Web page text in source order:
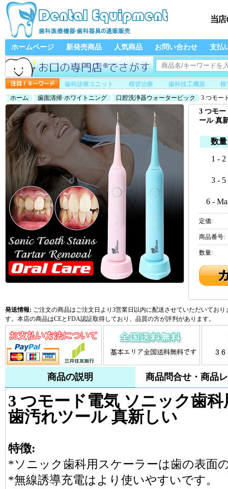
ホームページ 新発売商品 人気商品 お問い合わせ 支払
歯科診療ユニット 根管治療 歯科技工機器
根
ホーム
歯面清掃·ホワイトニング 口腔洗浄器ウォーターピック 3 つモー
3 つモー
ール 真
数量
1 - 2
3 - 5
6 -
定価:
商品番号:
数量:
発送情報: ご注文の商品はご注文日より3営業日以内に配送させていただいてお
す。本店の商品はCEとFDA認証取得しており、品質の方が評判があります。
商品の説明 商品問合せ・商品
3 つモード電気 ソニック歯
歯汚れツール 真新しい
特徴:
*ソニック歯科用スケーラーは歯の表面
*無線誘導充電はより使いやすいです。